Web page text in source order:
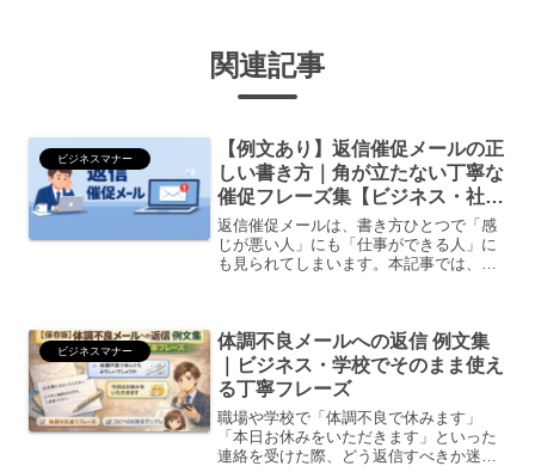
関連記事
ビジネスマナー
【例文あり】返信催促メールの正
しい書き方｜角が立たない丁寧な
催促フレーズ集【ビジネス・社
内・取引先】
返信催促メールは、書き方ひとつで「感
じが悪い人」にも「仕事ができる人」に
も見られてしまいます。本記事では、ビ
す。返信催促メールとは...
ビジネスマナー
体調不良メールへの返信 例文集
｜ビジネス・学校でそのまま使え
る丁寧フレーズ
職場や学校で「体調不良で休みます」
「本日お休みをいただきます」といった
連絡を受けた際、どう返信すべきか迷う